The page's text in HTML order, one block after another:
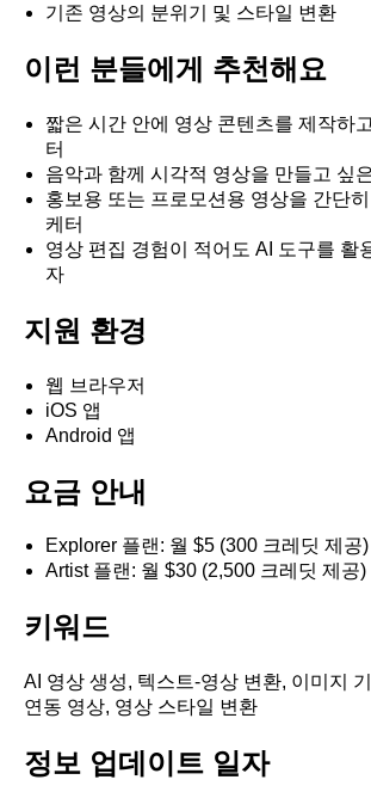
기존 영상의 분위기 및 스타일 변환
이런 분들에게 추천해요
짧은 시간 안에 영상 콘텐츠를 제작하
터
음악과 함께 시각적 영상을 만들고 싶
홍보용 또는 프로모션용 영상을 간단
케터
영상 편집 경험이 적어도 AI 도구를 활
자
지원 환경
웹 브라우저
iOS 앱
Android 앱
요금 안내
Explorer 플랜: 월 $5 (300 크레딧 제공)
Artist 플랜: 월 $30 (2,500 크레딧 제공)
키워드
AI 영상 생성, 텍스트-영상 변환, 이미지
연동 영상, 영상 스타일 변환
정보 업데이트 일자